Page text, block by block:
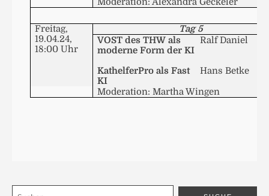
Freitag,
19.04.24,
18:00 Uhr
Tag 5
VOST desTHW als
moderne Form derKI
Ralf Daniel
KathelferPro als Fast
KI
Hans Betke
Moderation: MarthaWingen